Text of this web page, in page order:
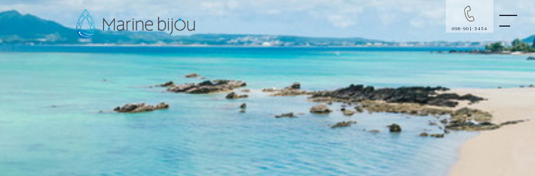
098-901-5454